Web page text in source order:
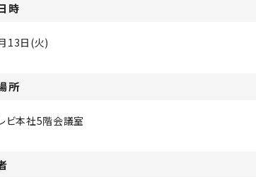
時
13日(火)
所
ビ本社5階会議室